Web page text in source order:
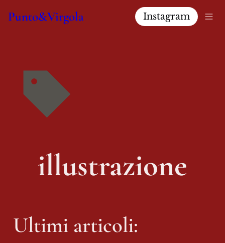
Punto&Virgola Instagram
illustrazione
Ultimi articoli: